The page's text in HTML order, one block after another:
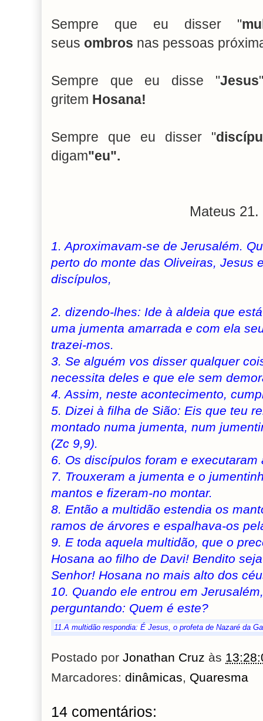
Sempre que eu disser "
seus ombros nas pessoas
Sempre que eu disse "Jesus
gritem Hosana!
Sempre que eu disser "
digam"eu".
Mateus 21.
1. Aproximavam-se de Jerusalém.
perto do monte das Oliveiras, Jesus
discípulos,
2. dizendo-lhes: Ide à aldeia que
uma jumenta amarrada e com ela
trazei-mos.
3. Se alguém vos disser qualquer
necessita deles e que ele sem
4. Assim, neste acontecimento,
5. Dizei à filha de Sião: Eis que teu
montado numa jumenta, num
(Zc 9,9).
6. Os discípulos foram e executaram
7. Trouxeram a jumenta e o
mantos e fizeram-no montar.
8. Então a multidão estendia os
ramos de árvores e espalhava-os
9. E toda aquela multidão, que o
Hosana ao filho de Davi! Bendito
Senhor! Hosana no mais alto dos
10. Quando ele entrou em
perguntando: Quem é este?
11.A multidão respondia: É Jesus, o profeta de Nazaré da
Postado por Jonathan Cruz às
Marcadores: dinâmicas, Quaresma
14 comentários: